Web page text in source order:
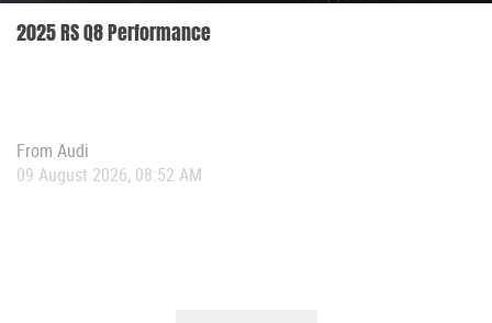
2025 RS Q8 Performance
From Audi
09 August 2026, 08:52 AM